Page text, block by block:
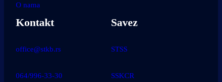
O nama
Kontakt
office@stkb.rs
064/996-33-30
Savez
STSS
SSKCR